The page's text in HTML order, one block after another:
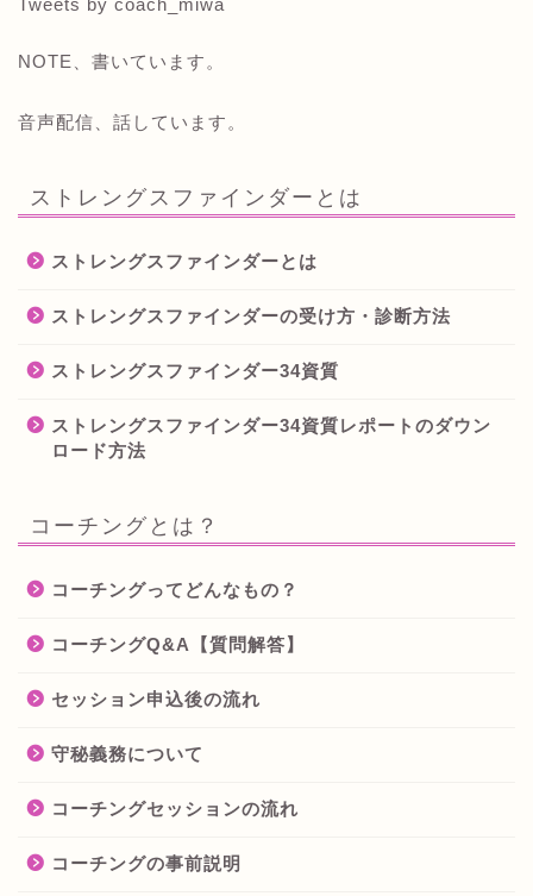
NOTE、書いています。
音声配信、話しています。
ストレングスファインダーとは
ストレングスファインダーとは
ストレングスファインダーの受け方・診断方法
ストレングスファインダー34資質
ストレングスファインダー34資質レポートのダウン
ロード方法
コーチングとは？
コーチングってどんなもの？
コーチングQ&A【質問解答】
セッション申込後の流れ
守秘義務について
コーチングセッションの流れ
コーチングの事前説明